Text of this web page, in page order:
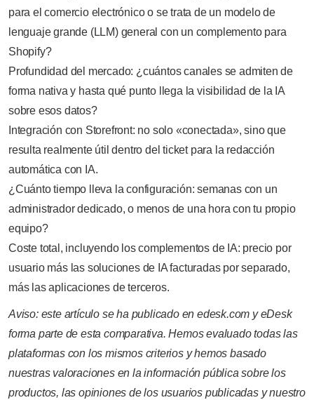
para el comercio electrónico o se trata de un modelo de
lenguaje grande (LLM) general con un complemento para
Shopify?
Profundidad del mercado: ¿cuántos canales se admiten de
forma nativa y hasta qué punto llega la visibilidad de la IA
sobre esos datos?
Integración con Storefront: no solo «conectada», sino que
resulta realmente útil dentro del ticket para la redacción
automática con IA.
¿Cuánto tiempo lleva la configuración: semanas con un
administrador dedicado, o menos de una hora con tu propio
equipo?
Coste total, incluyendo los complementos de IA: precio por
usuario más las soluciones de IA facturadas por separado,
más las aplicaciones de terceros.
Aviso: este artículo se ha publicado en edesk.com y eDesk
forma parte de esta comparativa. Hemos evaluado todas las
plataformas con los mismos criterios y hemos basado
nuestras valoraciones en la información pública sobre los
productos, las opiniones de los usuarios publicadas y nuestro